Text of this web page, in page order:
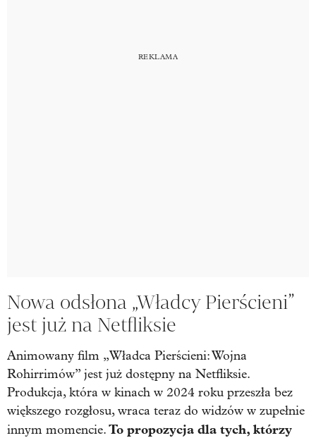
Nowa odsłona „Władcy Pierścieni”
jest już na Netfliksie
Animowany film „Władca Pierścieni: Wojna
Rohirrimów” jest już dostępny na Netfliksie.
Produkcja, która w kinach w 2024 roku przeszła bez
większego rozgłosu, wraca teraz do widzów w zupełnie
innym momencie.To propozycja dla tych, którzy